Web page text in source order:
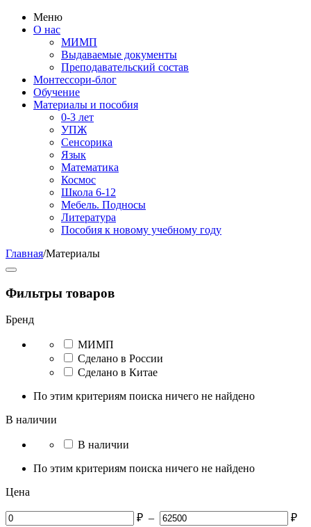
Меню
О нас
МИМП
Выдаваемые документы
Преподавательский состав
Монтессори-блог
Обучение
Материалы и пособия
0-3 лет
УПЖ
Сенсорика
Язык
Математика
Космос
Школа 6-12
Мебель. Подносы
Литература
Пособия к новому учебному году
Главная/Материалы
Фильтры товаров
Бренд
МИМП
Сделано в России
Сделано в Китае
По этим критериям поиска ничего не найдено
В наличии
В наличии
По этим критериям поиска ничего не найдено
Цена
₽ – ₽